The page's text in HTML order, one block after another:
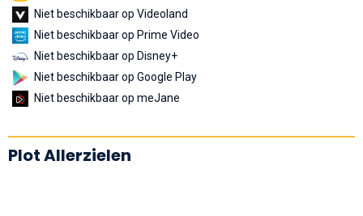
Niet beschikbaar op Videoland
Niet beschikbaar op Prime Video
Niet beschikbaar op Disney+
Niet beschikbaar op Google Play
Niet beschikbaar op meJane
Plot Allerzielen